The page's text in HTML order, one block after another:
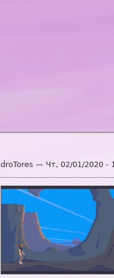
— Чт, 02/01/2020 -